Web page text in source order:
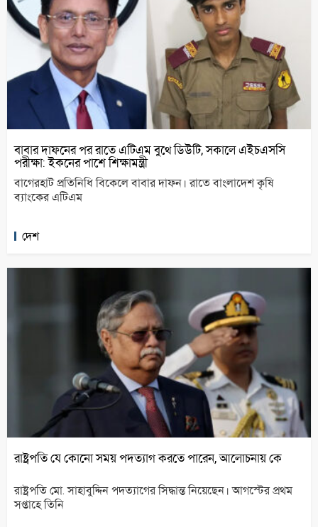
বাবার দাফনের পর রাতে এটিএম বুথে ডিউটি, সকালে এইচএসসি
পরীক্ষা: ইকনের পাশে শিক্ষামন্ত্রী
বাগেরহাট প্রতিনিধি বিকেলে বাবার দাফন। রাতে বাংলাদেশ কৃষি
ব্যাংকের এটিএম
দেশ
রাষ্ট্রপতি যে কোনো সময় পদত্যাগ করতে পারেন, আলোচনায় কে
রাষ্ট্রপতি মো. সাহাবুদ্দিন পদত্যাগের সিদ্ধান্ত নিয়েছেন। আগস্টের প্রথম
সপ্তাহে তিনি